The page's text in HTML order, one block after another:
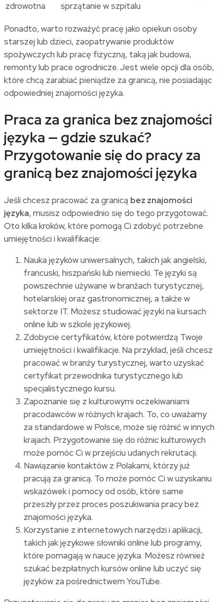
zdrowotna
sprzątanie w szpitalu
Ponadto, warto rozważyć pracę jako opiekun osoby
starszej lub dzieci, zaopatrywanie produktów
spożywczych lub pracę fizyczną, taką jak budowa,
remonty lub prace ogrodnicze. Jest wiele opcji dla osób,
które chcą zarabiać pieniądze za granicą, nie posiadając
odpowiedniej znajomości języka.
Praca za granica bez znajomości
języka — gdzie szukać?
Przygotowanie się do pracy za
granicą bez znajomości języka
Jeśli chcesz pracować za granicą bez znajomości
języka, musisz odpowiednio się do tego przygotować.
Oto kilka kroków, które pomogą Ci zdobyć potrzebne
umiejętności i kwalifikacje:
Nauka języków uniwersalnych, takich jak angielski,
francuski, hiszpański lub niemiecki. Te języki są
powszechnie używane w branżach turystycznej,
hotelarskiej oraz gastronomicznej, a także w
sektorze IT. Możesz studiować języki na kursach
online lub w szkole językowej.
Zdobycie certyfikatów, które potwierdzą Twoje
umiejętności i kwalifikacje. Na przykład, jeśli chcesz
pracować w branży turystycznej, warto uzyskać
certyfikat przewodnika turystycznego lub
specjalistycznego kursu.
Zapoznanie się z kulturowymi oczekiwaniami
pracodawców w różnych krajach. To, co uważamy
za standardowe w Polsce, może się różnić w innych
krajach. Przygotowanie się do różnic kulturowych
może pomóc Ci w przejściu udanych rekrutacji.
Nawiązanie kontaktów z Polakami, którzy już
pracują za granicą. To może pomóc Ci w uzyskaniu
wskazówek i pomocy od osób, które same
przeszły przez proces poszukiwania pracy bez
znajomości języka.
Korzystanie z internetowych narzędzi i aplikacji,
takich jak językowe słowniki online lub programy,
które pomagają w nauce języka. Możesz również
szukać bezpłatnych kursów online lub uczyć się
języków za pośrednictwem YouTube.